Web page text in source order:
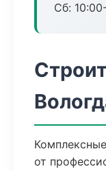
Сб:
от